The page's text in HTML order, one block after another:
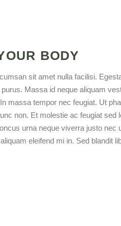
BODY
sit amet nulla facilisi.
Massa id neque aliquam
massa tempor nec feugiat. Ut
non. Et molestie ac feugiat
urna neque viverra justo nec
eleifend mi in. Sed blandit